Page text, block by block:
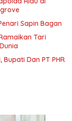
Sapin Bagan
Tari
Dan PT PHR